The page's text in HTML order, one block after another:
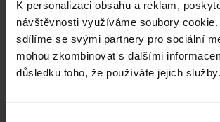
K personalizaci obsahu a reklam,
návštěvnosti využíváme soubory
sdílíme se svými partnery pro sociální
mohou zkombinovat s dalšími
důsledku toho, že používáte jejich služby.